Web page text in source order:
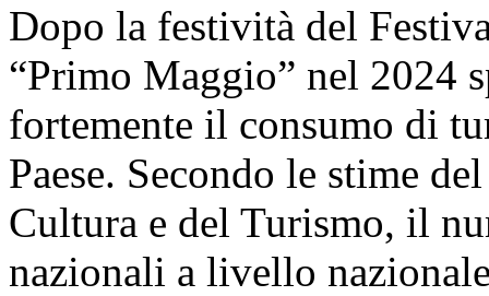
Dopo la festività del
“Primo Maggio” nel 2024
fortemente il consumo di
Paese. Secondo le stime
Cultura e del Turismo, il
nazionali a livello